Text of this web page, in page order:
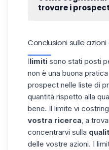
lead nello strumento.
trovare i
fare nella vostra
Per aiutarvi a farlo,
guide appositamente
Come fare una
Linkedin
Conclusioni sulle
Ilimiti sono stati posti
non è una buona
prospect nelle liste di
quantità rispetto alla
bene. Il limite vi
vostra ricerca , a
concentrarvi sulla
delle vostre azioni. I